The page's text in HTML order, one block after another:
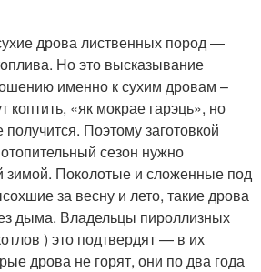
дрова лиственных пород —
Но это высказывание
именно к сухим дровам –
коптить, «як мокрае гарэць», но
Поэтому заготовкой
сезон нужно
зимой. Поколотые и сложенные под
за весну и лето, такие дрова
дыма. Владельцы пироллизных
) это подтвердят — в их
дрова не горят, они по два года